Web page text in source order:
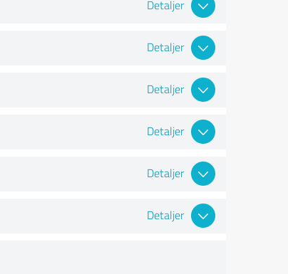
Detaljer
Detaljer
Detaljer
Detaljer
Detaljer
Detaljer